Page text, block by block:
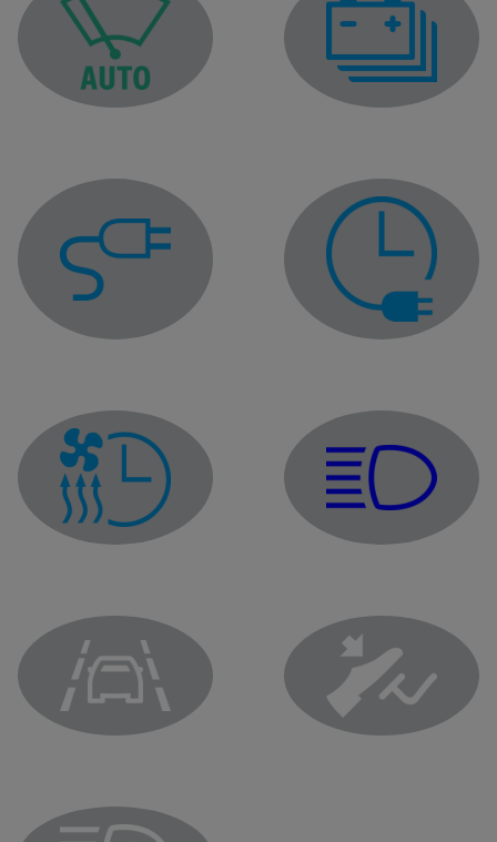
Automatic wiping function warning lightTraction battery
Charging cable plugged in warning light
Charge programming
Air conditioning programming indicator
Main beam headlight
Lane departure prevention system warning lightBrake pedal warning